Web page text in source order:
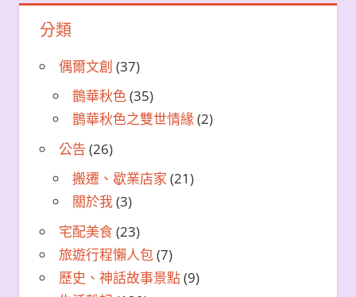
分類
偶爾文創 (37)
鵲華秋色(35)
鵲華秋色之雙世情緣(2)
公告 (26)
搬遷、歇業店家 (21)
關於我(3)
宅配美食(23)
旅遊行程懶人包(7)
歷史、神話故事景點(9)